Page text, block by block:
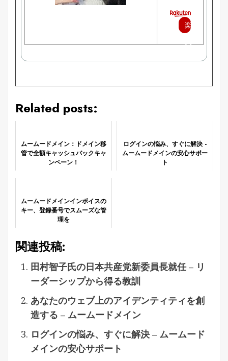
楽
Related posts:
ムームードメイン：ドメイン移
管で全額キャッシュバックキャ
ンペーン！
ログインの悩み、すぐに解決 -
ムームードメインの安心サポー
ト
ムームードメインインボイスの
キー、登録番号でスムーズな管
理を
関連投稿:
田村智子氏の日本共産党新委員長就任 – リ
ーダーシップから得る教訓
あなたのウェブ上のアイデンティティを創
造する – ムームードメイン
ログインの悩み、すぐに解決 – ムームード
メインの安心サポート